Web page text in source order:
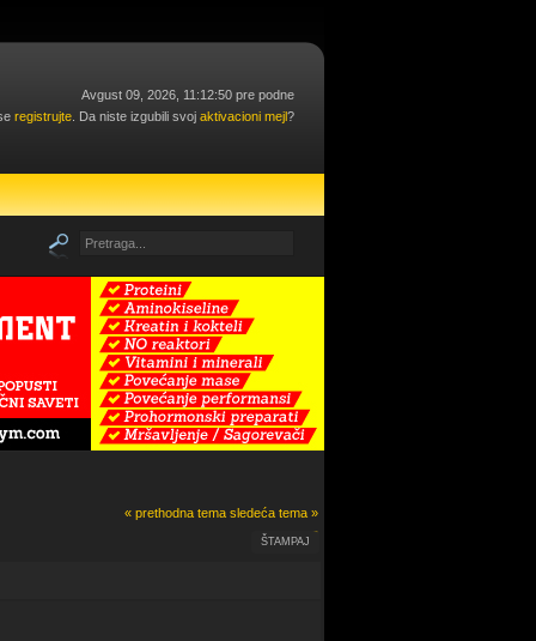
Avgust 09, 2026, 11:12:50 pre podne
registrujte . Da niste izgubili svoj aktivacioni mejl?
« prethodna tema sledeća tema »
ŠTAMPAJ